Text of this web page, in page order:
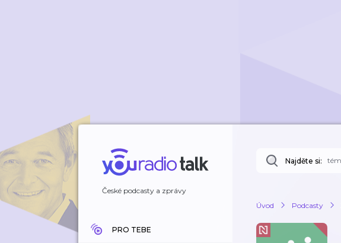
České podcasty a zprávy
PRO TEBE
Najděte si:
Úvod Podcasty